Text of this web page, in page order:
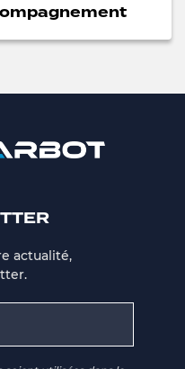
actualité,